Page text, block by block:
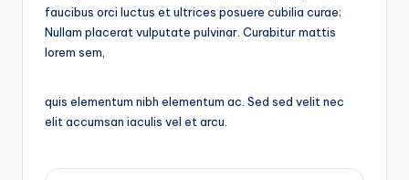
faucibus orci luctus et ultrices posuere cubilia curae;
Nullam placerat vulputate pulvinar. Curabitur mattis
lorem sem,
quis elementum nibh elementum ac. Sed sed velit nec
elit accumsan iaculis vel et arcu.